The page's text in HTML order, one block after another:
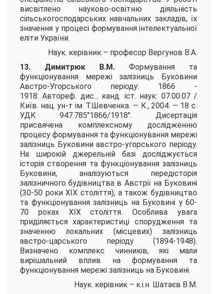
висвітлено науково-освітню діяльність
сільськогосподарських навчальних закладів, їх
значення у процесі формування інтелектуальної
еліти України.
Наук. керівник – професор Вергунов В.А.
13. Димитрюк В.М.
Формування та
функціонування мережі залізниць Буковини
Австро-Угорського періоду: 1866 -
1918: Автореф. дис... канд. іст. наук: 07.00.07 /
Київ. нац. ун-т ім. Т.Шевченка. — К., 2004. — 18 с.
УДК 947.785"1866/1918". Дисертація
присвячена комплексному дослідженню
процесу формування та функціонування мережі
залізниць Буковини австро-угорського періоду.
На широкій джерельній базі досліджується
історія створення та функціонування залізниць
Буковини, аналізуються передісторія
залізничного будівництва в Австрії на Буковині
(30-50 роки ХІХ століття), а також будівництво
та функціонування залізниць на Буковині у 60-
70 роках ХІХ століття. Особлива увага
приділяється характеристиці спорудження та
значенню локальних (місцевих) залізниць
австро-царського періоду (1894-1948).
Визначено комплекс чинників, які мали
вирішальний вплив на формування та
функціонування мережі залізниць на Буковині.
Наук. керівник – к.і.н. Шатаєв В.М.